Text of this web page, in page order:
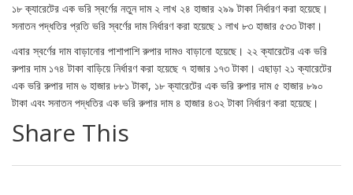
১৮ ক্যারেটের এক ভরি স্বর্ণের নতুন দাম ২ লাখ ২৪ হাজার ২৯৯ টাকা নির্ধারণ করা হয়েছে।
সনাতন পদ্ধতির প্রতি ভরি স্বর্ণের দাম নির্ধারণ করা হয়েছে ১ লাখ ৮৩ হাজার ৫৩৩ টাকা।
এবার স্বর্ণের দাম বাড়ানোর পাশাপাশি রুপার দামও বাড়ানো হয়েছে। ২২ ক্যারেটের এক ভরি
রুপার দাম ১৭৪ টাকা বাড়িয়ে নির্ধারণ করা হয়েছে ৭ হাজার ১৭৩ টাকা। এছাড়া ২১ ক্যারেটের
এক ভরি রুপার দাম ৬ হাজার ৮৮১ টাকা, ১৮ ক্যারেটের এক ভরি রুপার দাম ৫ হাজার ৮৯০
টাকা এবং সনাতন পদ্ধতির এক ভরি রুপার দাম ৪ হাজার ৪৩২ টাকা নির্ধারণ করা হয়েছে।
Share This